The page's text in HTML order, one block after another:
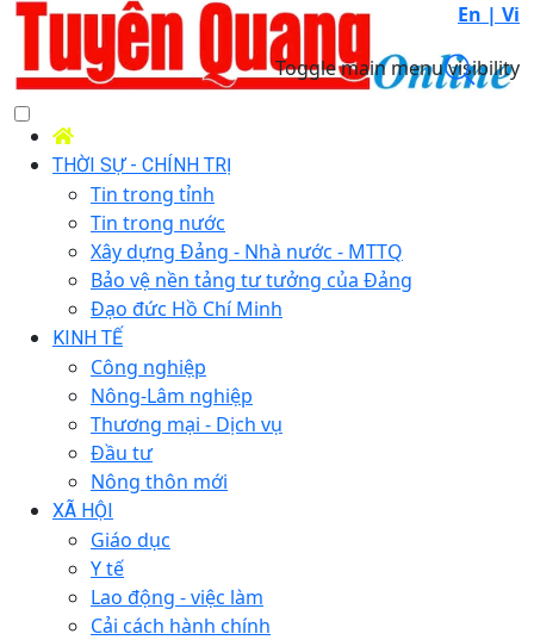
En | Vi
Toggle main menu visibility
THỜI SỰ - CHÍNH TRỊ
Tin trong tỉnh
Tin trong nước
Xây dựng Đảng - Nhà nước - MTTQ
Bảo vệ nền tảng tư tưởng của Đảng
Đạo đức Hồ Chí Minh
KINH TẾ
Công nghiệp
Nông-Lâm nghiệp
Thương mại - Dịch vụ
Đầu tư
Nông thôn mới
XÃ HỘI
Giáo dục
Y tế
Lao động - việc làm
Cải cách hành chính